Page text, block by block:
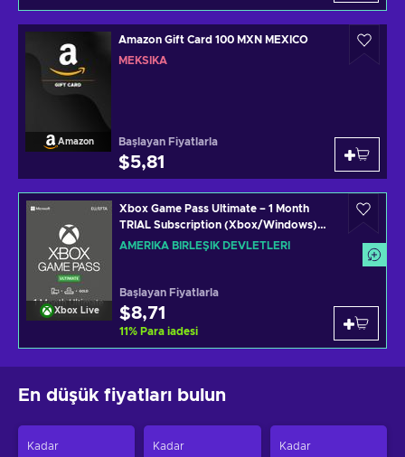
Amazon
Amazon Gift Card 100 MXN MEXICO
MEKSIKA
Başlayan Fiyatlarla
$5,81
Xbox Live
Xbox Game Pass Ultimate – 1 Month
TRIAL Subscription (Xbox/Windows)
Non-stackable Key UNITED STATES
AMERIKA BIRLEŞIK DEVLETLERI
Başlayan Fiyatlarla
$8,71
11% Para iadesi
En düşük fiyatları bulun
Kadar Kadar Kadar